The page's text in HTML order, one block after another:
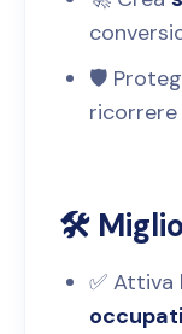
🛡️
🛠️
✅ Attiva